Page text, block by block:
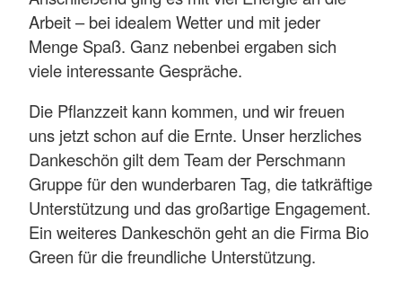
Arbeit – bei idealem Wetter und mit jeder
Menge Spaß. Ganz nebenbei ergaben sich
viele interessante Gespräche.
Die Pflanzzeit kann kommen, und wir freuen
uns jetzt schon auf die Ernte. Unser herzliches
Dankeschön gilt dem Team der Perschmann
Gruppe für den wunderbaren Tag, die tatkräftige
Unterstützung und das großartige Engagement.
Ein weiteres Dankeschön geht an die Firma Bio
Green für die freundliche Unterstützung.